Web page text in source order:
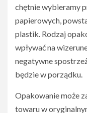
chętnie wybieramy
papierowych,
plastik. Rodzaj
wpływać na
negatywne
będzie w porządku.
Opakowanie może
towaru w